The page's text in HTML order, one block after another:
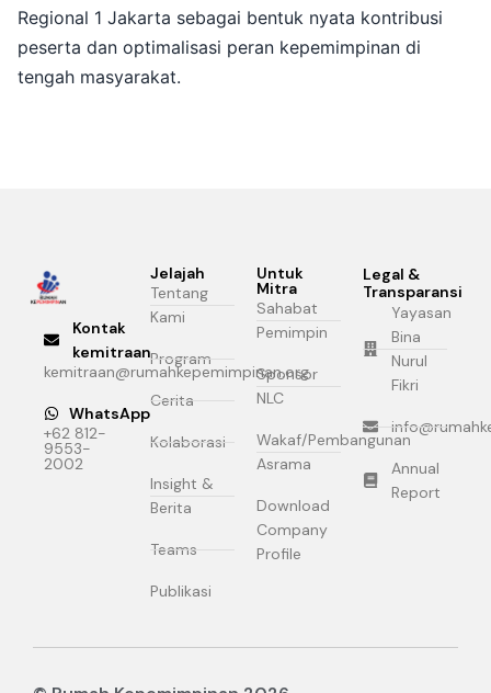
Regional 1 Jakarta sebagai bentuk nyata kontribusi
peserta dan optimalisasi peran kepemimpinan di
tengah masyarakat.
Kontak
kemitraan
kemitraan@rumahkepemimpinan.org
WhatsApp
+62 812-
9553-
2002
Jelajah
Tentang
Kami
Program
Cerita
Kolaborasi
Insight &
Berita
Teams
Publikasi
Untuk
Mitra
Sahabat
Pemimpin
Sponsor
NLC
Wakaf/Pembangunan
Asrama
Download
Company
Profile
Legal &
Transparansi
Yayasan
Bina
Nurul
Fikri
Annual
Report